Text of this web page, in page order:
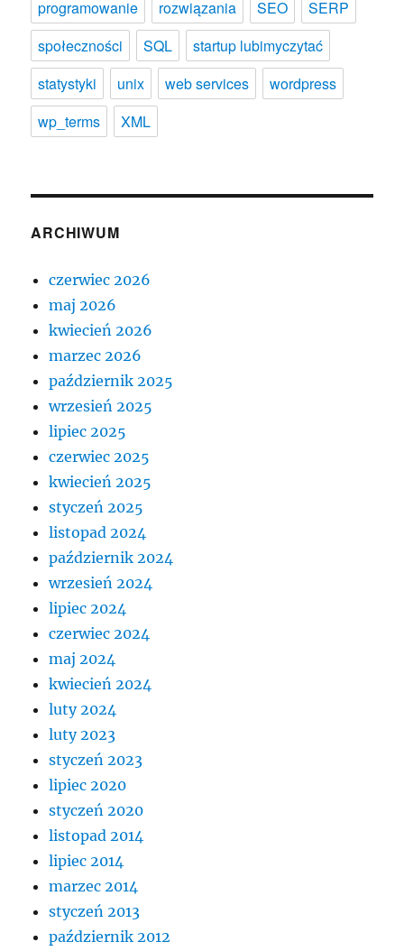
programowanie rozwiązania SEO
SERP
społeczności
SQL
startup lubimyczytać
statystyki
unix web services
wordpress
wp_terms
XML
ARCHIWUM
czerwiec 2026
maj 2026
kwiecień 2026
marzec 2026
październik 2025
wrzesień 2025
lipiec 2025
czerwiec 2025
kwiecień 2025
styczeń 2025
listopad 2024
październik 2024
wrzesień 2024
lipiec 2024
czerwiec 2024
maj 2024
kwiecień 2024
luty 2024
luty 2023
styczeń 2023
lipiec 2020
styczeń 2020
listopad 2014
lipiec 2014
marzec 2014
styczeń 2013
październik 2012